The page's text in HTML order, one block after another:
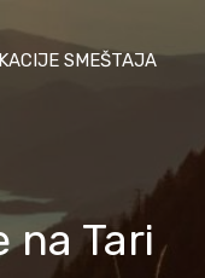
SMEŠTAJA
na Tari